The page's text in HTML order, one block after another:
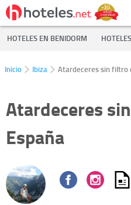
HOTELES EN BENIDORM
Inicio Ibiza Atardeceres sin filtro
Atardeceres
España